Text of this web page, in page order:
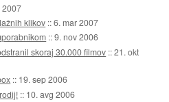
2007
klikov ::6. mar 2007
::9. nov 2006
skoraj 30.000 filmov ::21. okt
:: 19. sep 2006
:: 10. avg 2006